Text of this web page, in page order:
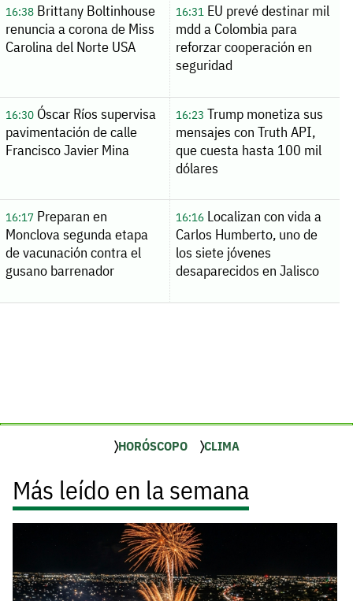
16:38Brittany Boltinhouse
renuncia a corona de Miss
Carolina del Norte USA
16:31EU prevé destinar mil
mdd a Colombia para
reforzar cooperación en
seguridad
16:30Óscar Ríos supervisa
pavimentación de calle
Francisco Javier Mina
16:23 Trump monetiza sus
mensajes con Truth API,
que cuesta hasta 100 mil
dólares
16:17Preparan en
Monclova segunda etapa
de vacunación contra el
gusano barrenador
16:16Localizan con vida a
Carlos Humberto, uno de
los siete jóvenes
desaparecidos en Jalisco
HORÓSCOPO CLIMA
Más leído en la semana